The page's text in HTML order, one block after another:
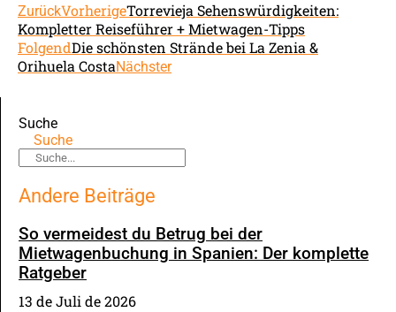
ZurückVorherigeTorrevieja Sehenswürdigkeiten:
Kompletter Reiseführer + Mietwagen-Tipps
FolgendDie schönsten Strände bei La Zenia &
Orihuela CostaNächster
Suche
Suche
Andere Beiträge
So vermeidest du Betrug bei der
Mietwagenbuchung in Spanien: Der komplette
Ratgeber
13 de Juli de 2026